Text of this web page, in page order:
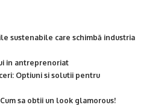
sustenabile care schimbă industria
in antreprenoriat
Optiuni si solutii pentru
sa obtii un look glamorous!